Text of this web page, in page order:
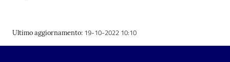
Ultimo aggiornamento: 19-10-2022 10:10